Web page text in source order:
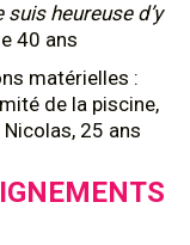
heureuse d’y
40 ans
matérielles :
de la piscine,
25 ans